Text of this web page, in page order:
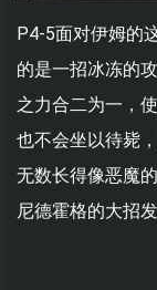
P4-5面对伊姆的
的是一招冰冻的
之力合二为一，
也不会坐以待毙
无数长得像恶魔
尼德霍格的大招